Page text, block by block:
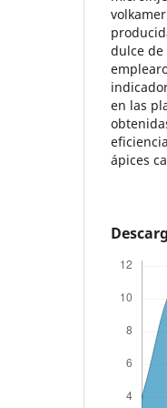
dulce de
en las
ápices